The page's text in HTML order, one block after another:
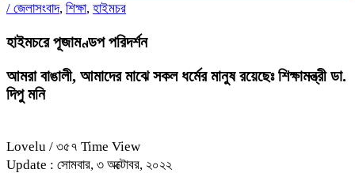
/ জেলাসংবাদ, শিক্ষা, হাইমচর
হাইমচরে পূজামণ্ডপ পরিদর্শন
আমরা বাঙালী, আমাদের মাঝে সকল ধর্মের মানুষ রয়েছেঃ শিক্ষামন্ত্রী ডা.
দিপু মনি
Lovelu / ৩৫৭ Time View
Update : সোমবার, ৩ অক্টোবর, ২০২২